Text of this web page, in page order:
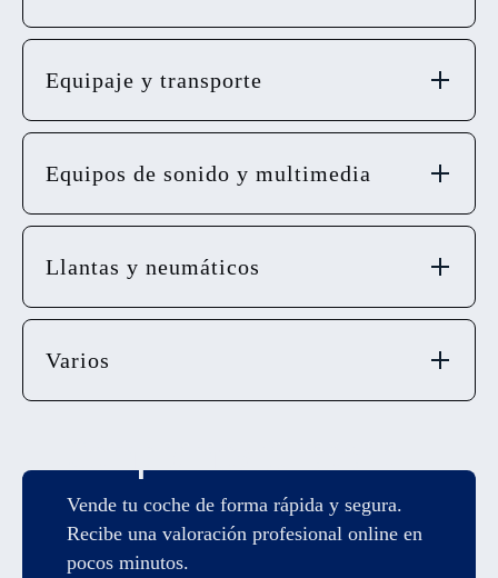
Equipaje y transporte
Equipos de sonido y multimedia
Llantas y neumáticos
Varios
Vende tu coche de forma rápida y segura.
Recibe una valoración profesional online en
pocos minutos.